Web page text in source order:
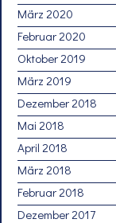
März 2020
Februar 2020
Oktober 2019
März 2019
Dezember 2018
Mai 2018
April 2018
März 2018
Februar 2018
Dezember 2017